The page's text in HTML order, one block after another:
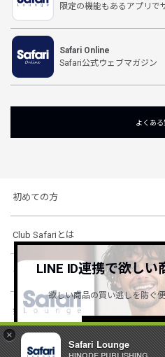
×
Safari Lounge
限定の機能もあるアプリで
Safari Online
Safari公式ウェブマガジン
よくある
初めての方
Club Safariとは
ショッピングガイド
会社概要・規約
LINE ID連携で欲しい
欲しい商品の買い逃しを防ぐ
詳しくは